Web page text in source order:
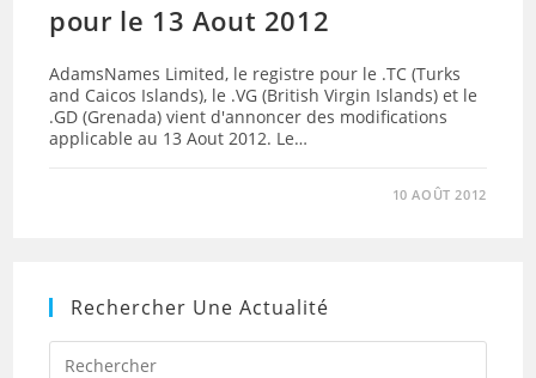
pour le 13 Aout 2012
AdamsNames Limited, le registre pour le .TC (Turks
and Caicos Islands), le .VG (British Virgin Islands) et le
.GD (Grenada) vient d'annoncer des modifications
applicable au 13 Aout 2012. Le…
10 AOÛT 2012
Rechercher Une Actualité
Press